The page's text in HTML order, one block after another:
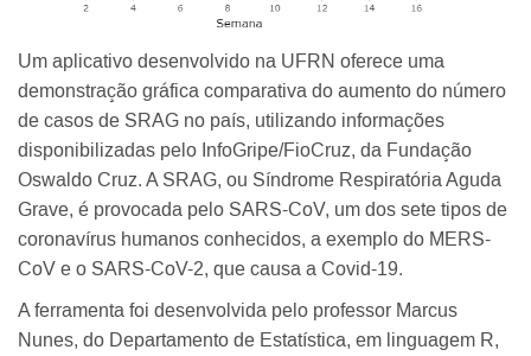
Um aplicativo desenvolvido na UFRN oferece uma
demonstração gráfica comparativa do aumento do número
de casos de SRAG no país, utilizando informações
disponibilizadas pelo InfoGripe/FioCruz, da Fundação
Oswaldo Cruz. A SRAG, ou Síndrome Respiratória Aguda
Grave, é provocada pelo SARS-CoV, um dos sete tipos de
coronavírus humanos conhecidos, a exemplo do MERS-
CoV e o SARS-CoV-2, que causa a Covid-19.
A ferramenta foi desenvolvida pelo professor Marcus
Nunes, do Departamento de Estatística, em linguagem R,